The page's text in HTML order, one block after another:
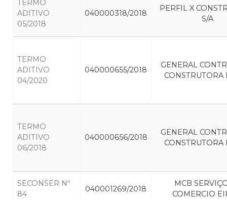
TERMO
ADITIVO
05/2018
040000318/2018
PERFIL X
S/A
TERMO
ADITIVO
04/2020
040000655/2018
GENERAL
CONSTRUTORA
TERMO
ADITIVO
06/2018
040000656/2018
GENERAL
CONSTRUTORA
SECONSER Nº
84
040001269/2018
MCB
COMERCIO